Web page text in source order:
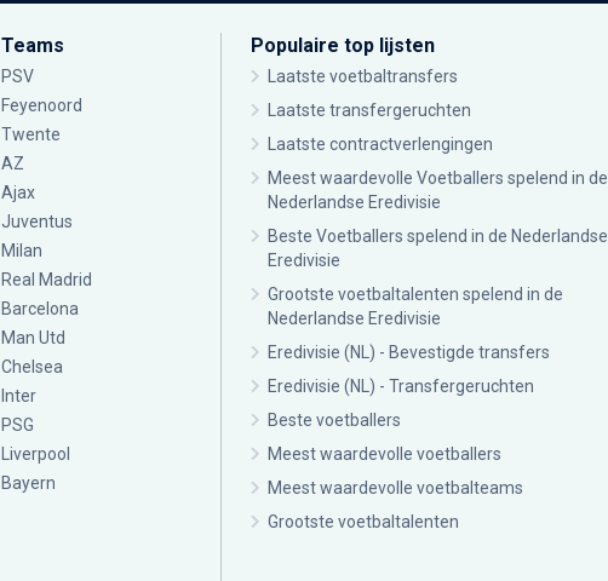
Teams
PSV
Feyenoord
Twente
AZ
Ajax
Juventus
Milan
Real Madrid
Barcelona
Man Utd
Chelsea
Inter
PSG
Liverpool
Bayern
Populaire top lijsten
Laatste voetbaltransfers
Laatste transfergeruchten
Laatste contractverlengingen
Meest waardevolle Voetballers spelend in de
Nederlandse Eredivisie
Beste Voetballers spelend in de Nederlandse
Eredivisie
Grootste voetbaltalenten spelend in de
Nederlandse Eredivisie
Eredivisie (NL) - Bevestigde transfers
Eredivisie (NL) - Transfergeruchten
Beste voetballers
Meest waardevolle voetballers
Meest waardevolle voetbalteams
Grootste voetbaltalenten